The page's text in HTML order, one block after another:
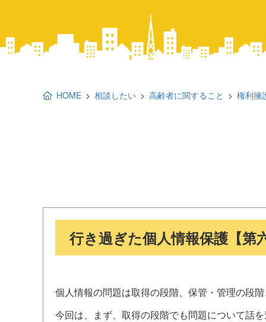
八幡東区事務所
その他
知りたい・学びたい
地域福祉活動計画 研修事業
HOME 相談したい 高齢者に関すること 権利擁
行き過ぎた個人情報保護【第
個人情報の問題は取得の段階、保管・管理の段
今回は、まず、取得の段階でも問題について話